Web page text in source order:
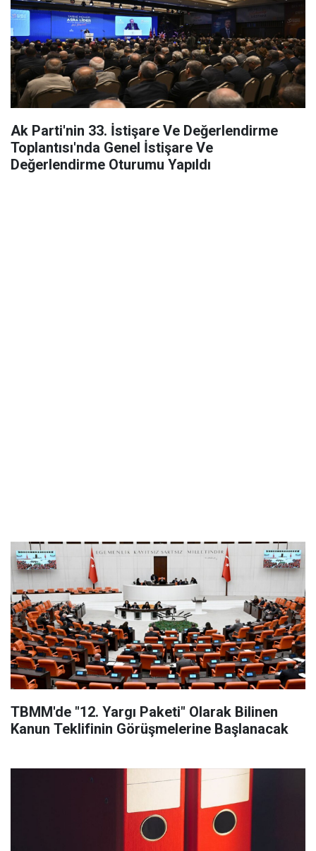
Ak Parti'nin 33. İstişare Ve Değerlendirme
Toplantısı'nda Genel İstişare Ve
Değerlendirme Oturumu Yapıldı
TBMM'de "12. Yargı Paketi" Olarak Bilinen
Kanun Teklifinin Görüşmelerine Başlanacak